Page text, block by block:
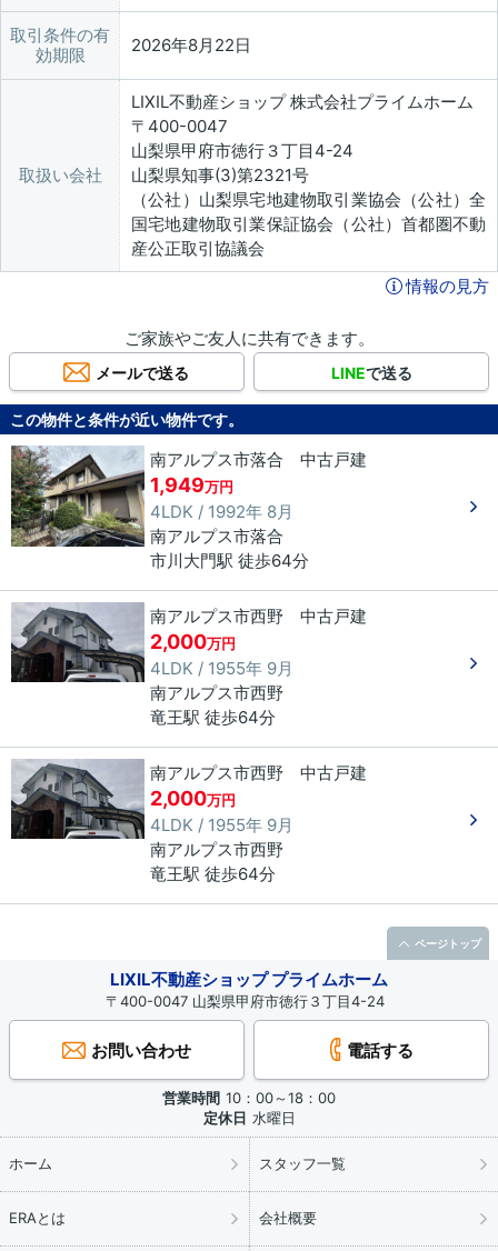
取引条件の有
効期限
2026年8月22日
取扱い会社
LIXIL不動産ショップ 株式会社プライムホーム
〒400-0047
山梨県甲府市徳行３丁目4-24
山梨県知事(3)第2321号
（公社）山梨県宅地建物取引業協会（公社）全
国宅地建物取引業保証協会（公社）首都圏不動
産公正取引協議会
情報の見方
ご家族やご友人に共有できます。
メールで送る LINEで送る
この物件と条件が近い物件です。
南アルプス市落合 中古戸建
1,949万円
4LDK / 1992年 8月
南アルプス市落合
市川大門駅 徒歩64分
南アルプス市西野 中古戸建
2,000万円
4LDK / 1955年 9月
南アルプス市西野
竜王駅 徒歩64分
南アルプス市西野 中古戸建
2,000万円
4LDK / 1955年 9月
南アルプス市西野
竜王駅 徒歩64分
LIXIL不動産ショップ プライムホーム
〒400-0047 山梨県甲府市徳行３丁目4-24
お問い合わせ 電話する
営業時間 10：00～18：00
定休日 水曜日
ホーム スタッフ一覧
ERAとは 会社概要
ページトップ